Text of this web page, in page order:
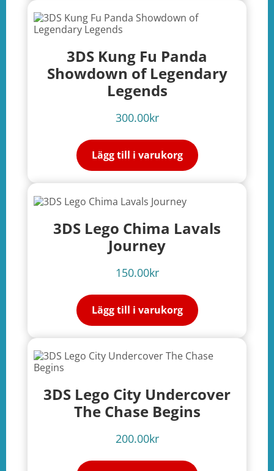
3DS Kung Fu Panda
Showdown of Legendary
Legends
300.00kr
Lägg till i varukorg
3DS Lego Chima Lavals
Journey
150.00kr
Lägg till i varukorg
3DS Lego City Undercover
The Chase Begins
200.00kr